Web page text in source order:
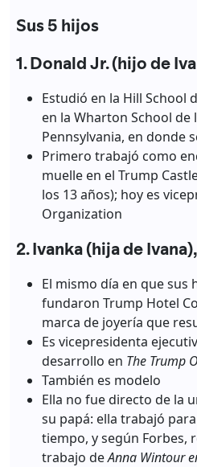
Sus 5 hijos
1. Donald Jr. (hijo de
Estudió en la Hill School
en la Wharton School de
Pennsylvania, en donde
Primero trabajó como
muelle en el Trump
los 13 años); hoy es
Organization
2. Ivanka (hija de
El mismo día en que sus
fundaron Trump Hotel
marca de joyería que
Es vicepresidenta
desarrollo en The Trump
También es modelo
Ella no fue directo de la
su papá: ella trabajó
tiempo, y según Forbes,
trabajo deAnna Wintour